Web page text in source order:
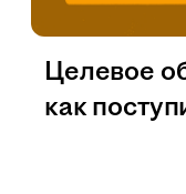
Целевое
как